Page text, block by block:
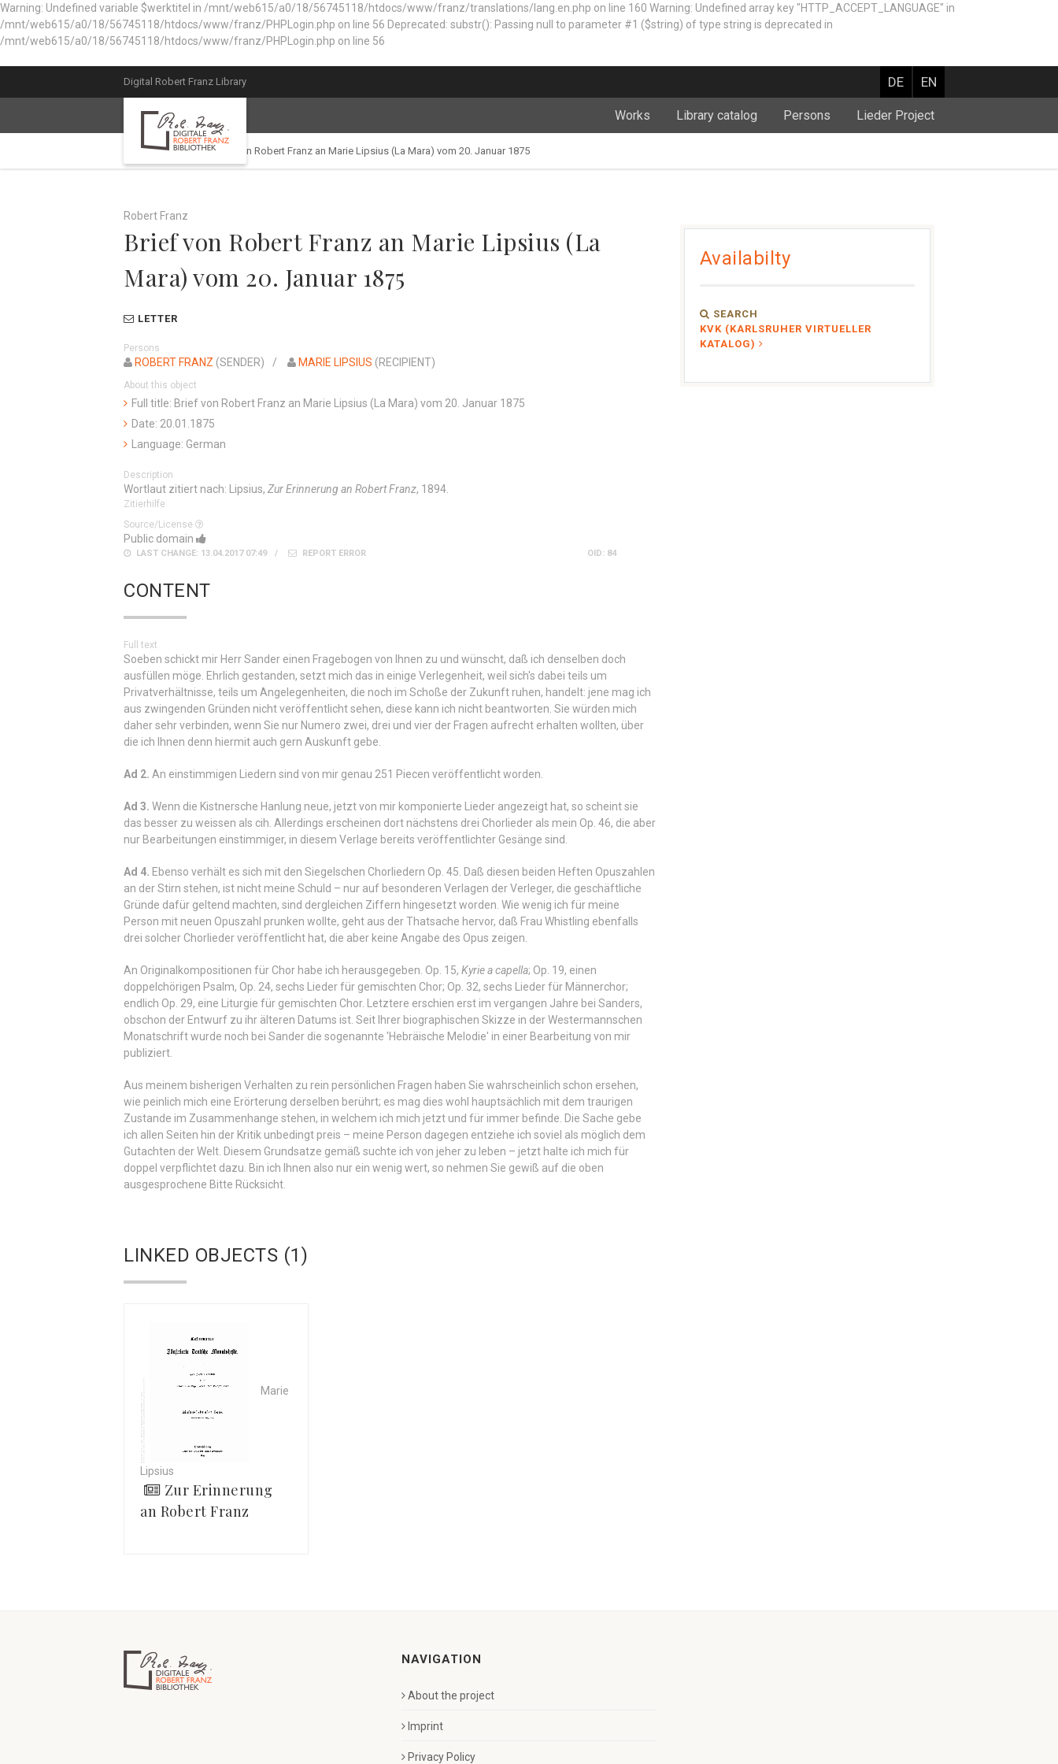
Warning: Undefined variable $werktitel in /mnt/web615/a0/18/56745118/htdocs/www/franz/translations/lang.en.php on line 160 Warning: Undefined array key "HTTP_ACCEPT_LANGUAGE" in
/mnt/web615/a0/18/56745118/htdocs/www/franz/PHPLogin.php on line 56 Deprecated: substr(): Passing null to parameter #1 ($string) of type string is deprecated in
/mnt/web615/a0/18/56745118/htdocs/www/franz/PHPLogin.php on line 56
Digital Robert Franz Library DE EN
Works Library catalog Persons Lieder Project
Library catalog Brief von Robert Franz an Marie Lipsius (La Mara) vom 20. Januar 1875
Robert Franz
Brief von Robert Franz an Marie Lipsius (La
Mara) vom 20. Januar 1875
LETTER
Persons
ROBERT FRANZ (SENDER) MARIE LIPSIUS (RECIPIENT)
About this object
Full title: Brief von Robert Franz an Marie Lipsius (La Mara) vom 20. Januar 1875
Date: 20.01.1875
Language: German
Description
Wortlaut zitiert nach: Lipsius, Zur Erinnerung an Robert Franz, 1894.
Zitierhilfe
Source/License
Public domain
LAST CHANGE: 13.04.2017 07:49 REPORT ERROR OID: 84
CONTENT
Full text
Soeben schickt mir Herr Sander einen Fragebogen von Ihnen zu und wünscht, daß ich denselben doch
ausfüllen möge. Ehrlich gestanden, setzt mich das in einige Verlegenheit, weil sich's dabei teils um
Privatverhältnisse, teils um Angelegenheiten, die noch im Schoße der Zukunft ruhen, handelt: jene mag ich
aus zwingenden Gründen nicht veröffentlicht sehen, diese kann ich nicht beantworten. Sie würden mich
daher sehr verbinden, wenn Sie nur Numero zwei, drei und vier der Fragen aufrecht erhalten wollten, über
die ich Ihnen denn hiermit auch gern Auskunft gebe.
Ad 2. An einstimmigen Liedern sind von mir genau 251 Piecen veröffentlicht worden.
Ad 3. Wenn die Kistnersche Hanlung neue, jetzt von mir komponierte Lieder angezeigt hat, so scheint sie
das besser zu weissen als cih. Allerdings erscheinen dort nächstens drei Chorlieder als mein Op. 46, die aber
nur Bearbeitungen einstimmiger, in diesem Verlage bereits veröffentlichter Gesänge sind.
Ad 4. Ebenso verhält es sich mit den Siegelschen Chorliedern Op. 45. Daß diesen beiden Heften Opuszahlen
an der Stirn stehen, ist nicht meine Schuld – nur auf besonderen Verlagen der Verleger, die geschäftliche
Gründe dafür geltend machten, sind dergleichen Ziffern hingesetzt worden. Wie wenig ich für meine
Person mit neuen Opuszahl prunken wollte, geht aus der Thatsache hervor, daß Frau Whistling ebenfalls
drei solcher Chorlieder veröffentlicht hat, die aber keine Angabe des Opus zeigen.
An Originalkompositionen für Chor habe ich herausgegeben. Op. 15, Kyrie a capella; Op. 19, einen
doppelchörigen Psalm, Op. 24, sechs Lieder für gemischten Chor; Op. 32, sechs Lieder für Männerchor;
endlich Op. 29, eine Liturgie für gemischten Chor. Letztere erschien erst im vergangen Jahre bei Sanders,
obschon der Entwurf zu ihr älteren Datums ist. Seit Ihrer biographischen Skizze in der Westermannschen
Monatschrift wurde noch bei Sander die sogenannte 'Hebräische Melodie' in einer Bearbeitung von mir
publiziert.
Aus meinem bisherigen Verhalten zu rein persönlichen Fragen haben Sie wahrscheinlich schon ersehen,
wie peinlich mich eine Erörterung derselben berührt; es mag dies wohl hauptsächlich mit dem traurigen
Zustande im Zusammenhange stehen, in welchem ich mich jetzt und für immer befinde. Die Sache gebe
ich allen Seiten hin der Kritik unbedingt preis – meine Person dagegen entziehe ich soviel als möglich dem
Gutachten der Welt. Diesem Grundsatze gemäß suchte ich von jeher zu leben – jetzt halte ich mich für
doppel verpflichtet dazu. Bin ich Ihnen also nur ein wenig wert, so nehmen Sie gewiß auf die oben
ausgesprochene Bitte Rücksicht.
Availabilty
SEARCH
KVK (KARLSRUHER VIRTUELLER
KATALOG)
LINKED OBJECTS (1)
Marie
Lipsius
Zur Erinnerung
an Robert Franz
NAVIGATION
About the project
Imprint
Privacy Policy